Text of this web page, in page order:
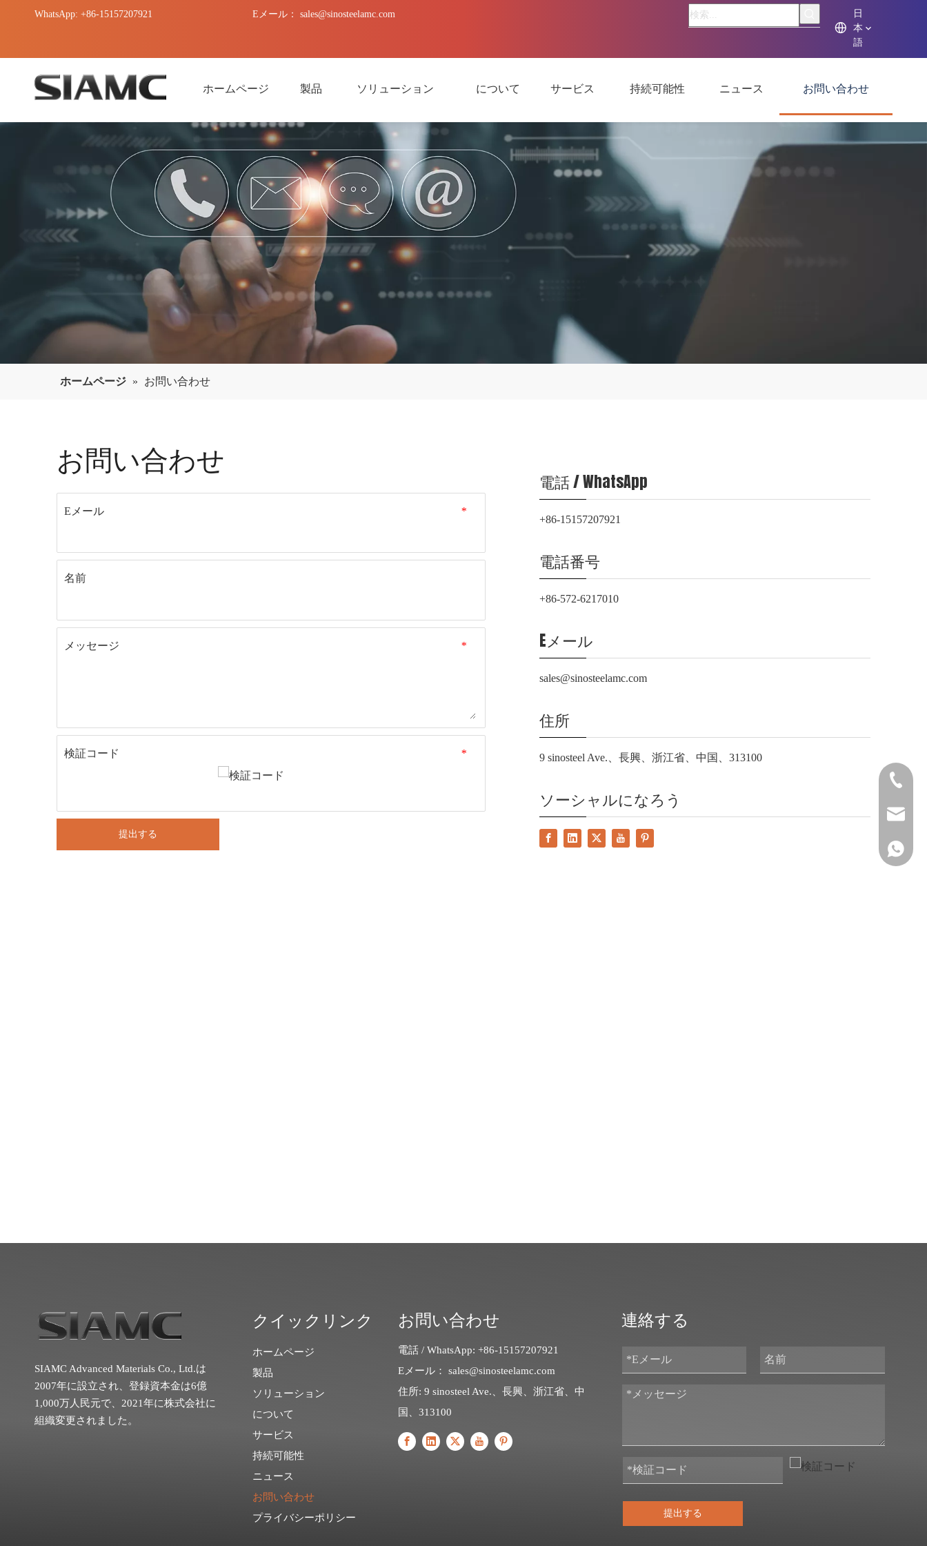
WhatsApp: +86-15157207921 Eメール： sales@sinosteelamc.com
日
本
語
ホームページ 製品 ソリューション について サービス 持続可能性 ニュース お問い合わせ
ホームページ » お問い合わせ
お問い合わせ
*
Eメール
名前
*
メッセージ
*
検証コード
提出する
電話 / WhatsApp
+86-15157207921
電話番号
+86-572-6217010
Eメール
sales@sinosteelamc.com
住所
9 sinosteel Ave.、長興、浙江省、中国、313100
ソーシャルになろう
SIAMC Advanced Materials Co., Ltd.は
2007年に設立され、登録資本金は6億
1,000万人民元で、2021年に株式会社に
組織変更されました。
+86-
クイックリンク
ホームページ
製品
ソリューション
について
サービス
持続可能性
ニュース
お問い合わせ
プライバシーポリシー
お問い合わせ
電話 / WhatsApp: +86-15157207921
Eメール： sales@sinosteelamc.com
住所: 9 sinosteel Ave.、長興、浙江省、中
国、313100
連絡する
提出する